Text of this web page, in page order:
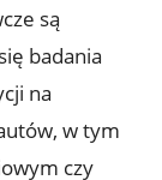
są
badania
‌na
​w tym
czy